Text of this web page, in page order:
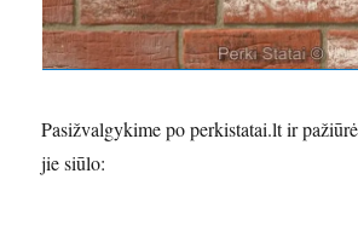
Pasižvalgykime po perkistatai.lt ir
jie siūlo: